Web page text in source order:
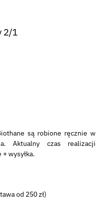
2/1
są robione ręcznie w
Aktualny czas realizacji
wysyłka.
od 250 zł)